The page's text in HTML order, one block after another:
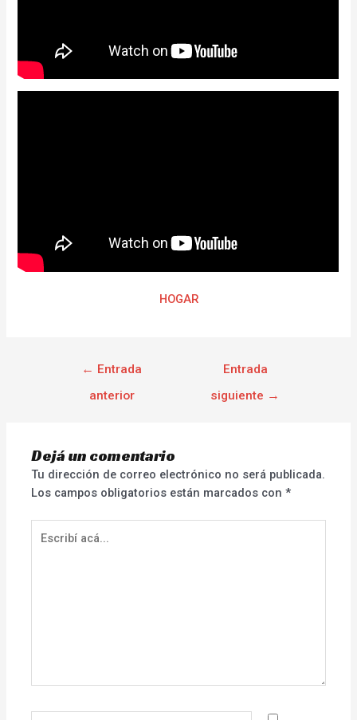
HOGAR
← Entrada
anterior
Entrada
siguiente →
Dejá un comentario
Tu dirección de correo electrónico no será publicada.
Los campos obligatorios están marcados con*
acá...